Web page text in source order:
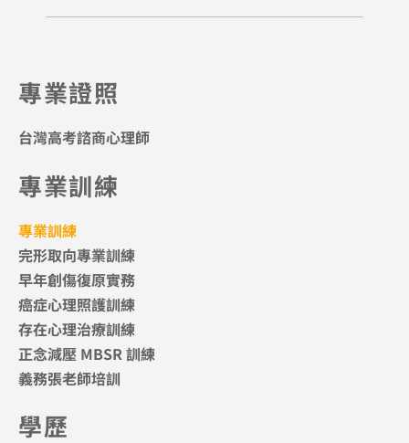
專業證照
台灣高考諮商心理師
專業訓練
專業訓練
完形取向專業訓練
早年創傷復原實務
癌症心理照護訓練
存在心理治療訓練
正念減壓 MBSR 訓練
義務張老師培訓
學歷